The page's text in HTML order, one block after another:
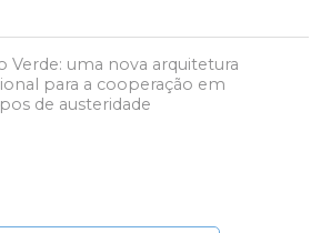
Verde: uma nova arquitetura
para a cooperação em
de austeridade